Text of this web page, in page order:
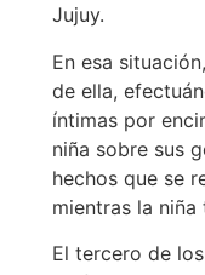
Jujuy.
En esa
de ella,
íntimas por
niña sobre sus
hechos que se
mientras la niña
El tercero de